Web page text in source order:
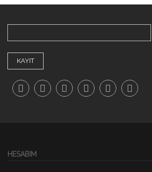
KAYIT
HESABIM